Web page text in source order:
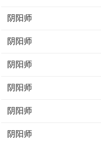
阴阳师
阴阳师
阴阳师
阴阳师
阴阳师
阴阳师